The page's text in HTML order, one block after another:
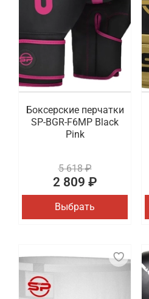
Боксерские перчатки
SP-BGR-F6MP Black
Pink
5 618 ₽
2 809 ₽
Выбрать